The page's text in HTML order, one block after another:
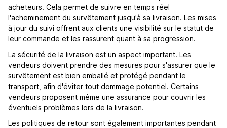
acheteurs. Cela permet de suivre en temps réel
l'acheminement du survêtement jusqu'à sa livraison. Les mises
à jour du suivi offrent aux clients une visibilité sur le statut de
leur commande et les rassurent quant à sa progression.
La sécurité de la livraison est un aspect important. Les
vendeurs doivent prendre des mesures pour s'assurer que le
survêtement est bien emballé et protégé pendant le
transport, afin d'éviter tout dommage potentiel. Certains
vendeurs proposent même une assurance pour couvrir les
éventuels problèmes lors de la livraison.
Les politiques de retour sont également importantes pendant